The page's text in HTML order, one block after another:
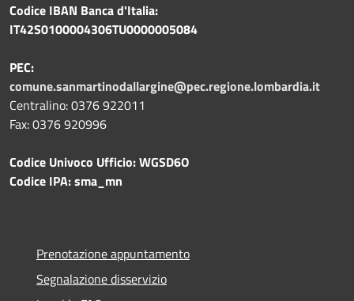
Codice IBAN Banca d'Italia:
IT42S0100004306TU0000005084
PEC:
comune.sanmartinodallargine@pec.regione.lombardia.it
Centralino: 0376 922011
Fax: 0376 920996
Codice Univoco Ufficio: WGSD6O
Codice IPA: sma_mn
Prenotazione appuntamento
Segnalazione disservizio